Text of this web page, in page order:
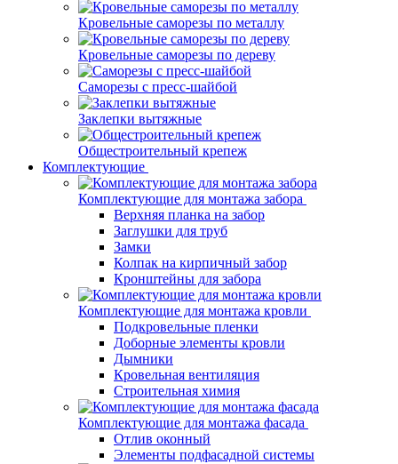
Кровельные саморезы по металлу
Кровельные саморезы по дереву
Саморезы с пресс-шайбой
Заклепки вытяжные
Общестроительный крепеж
Комплектующие
Комплектующие для монтажа забора
Верхняя планка на забор
Заглушки для труб
Замки
Колпак на кирпичный забор
Кронштейны для забора
Комплектующие для монтажа кровли
Подкровельные пленки
Доборные элементы кровли
Дымники
Кровельная вентиляция
Строительная химия
Комплектующие для монтажа фасада
Отлив оконный
Элементы подфасадной системы